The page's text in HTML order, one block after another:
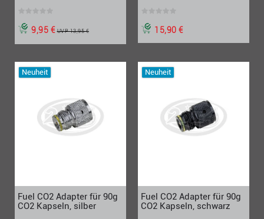
9,95 €UVP 13,95 € 15,90 €
Neuheit
Fuel CO2 Adapter für 90g
CO2 Kapseln, silber
Neuheit
Fuel CO2 Adapter für 90g
CO2 Kapseln, schwarz